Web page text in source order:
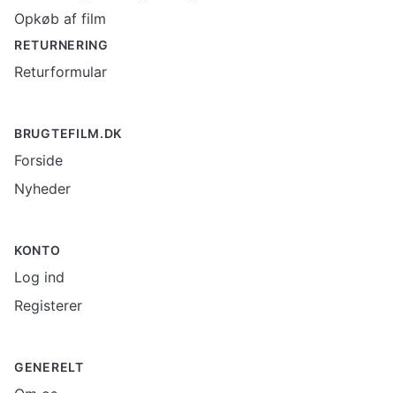
Opkøb af film
RETURNERING
Returformular
BRUGTEFILM.DK
Forside
Nyheder
KONTO
Log ind
Registerer
GENERELT